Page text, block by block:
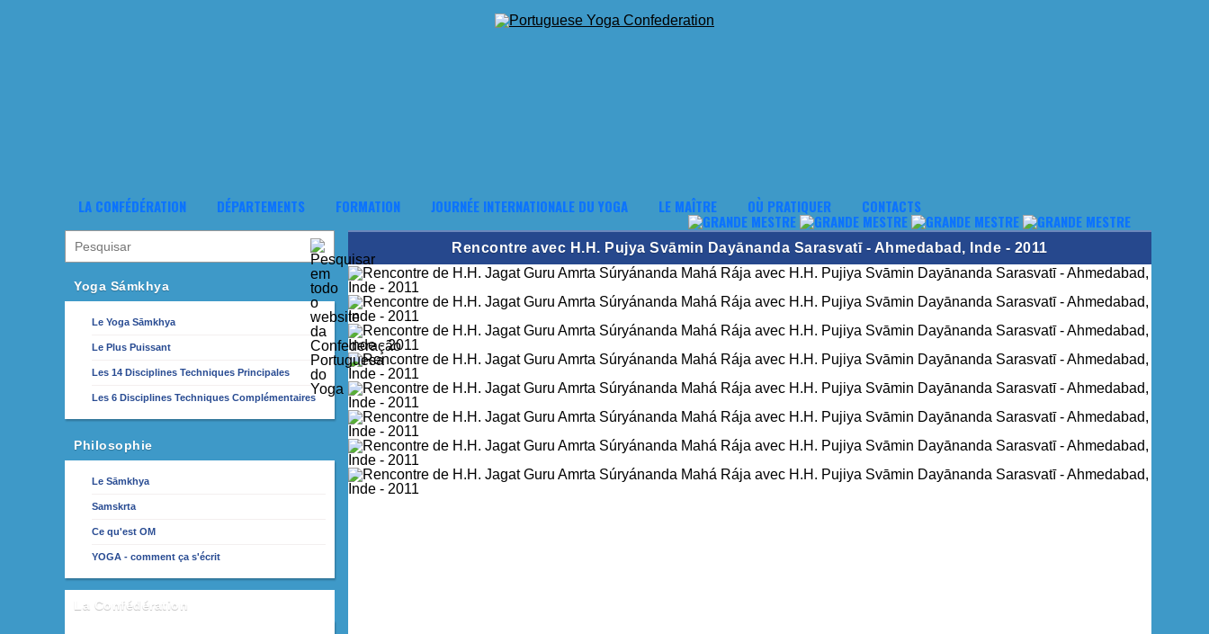
LA CONFÉDÉRATION DÉPARTEMENTS FORMATION JOURNÉE INTERNATIONALE DU YOGA LE MAÎTRE OÙ PRATIQUER CONTACTS
Yoga Sámkhya
Le Yoga Sāmkhya
Le Plus Puissant
Les 14 Disciplines Techniques Principales
Les 6 Disciplines Techniques Complémentaires
Philosophie
Le Sāmkhya
Samskrta
Ce qu'est OM
YOGA - comment ça s'écrit
La Confédération
Rencontre avec H.H. Pujya Svāmin Dayānanda Sarasvatī - Ahmedabad, Inde - 2011